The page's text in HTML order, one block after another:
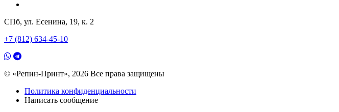
СПб, ул. Есенина, 19, к. 2
+7 (812) 634-45-10
© «Репин-Принт», 2026 Все права защищены
Политика конфиденциальности
Написать сообщение